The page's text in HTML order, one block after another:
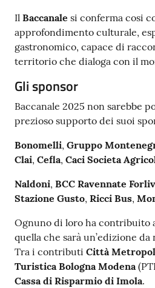
Il Baccanale si conferma cosi
approfondimento culturale,
gastronomico, capace di
territorio che dialoga con il
Gli sponsor
Baccanale 2025 non sarebbe
prezioso supporto dei suoi
Bonomelli, Gruppo
Clai, Cefla, Caci Societa
Naldoni, BCC Ravennate
Stazione Gusto, Ricci Bus,
Ognuno di loro ha contribuito
quella che sarà un’edizione
Tra i contributi Città
Turistica Bologna Modena
Cassa di Risparmio di Imola.